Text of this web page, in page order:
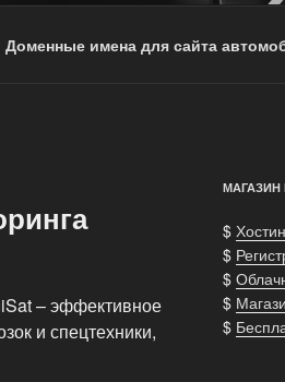
Доменные имена для сайта
– эффективное
и спецтехники,
МАГАЗИН
$
$
$
$
$